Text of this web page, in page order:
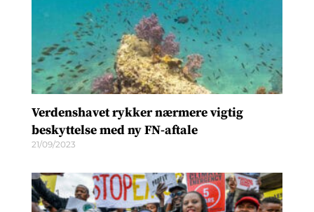
Verdenshavet rykker nærmere vigtig
beskyttelse med ny FN-aftale
21/09/2023